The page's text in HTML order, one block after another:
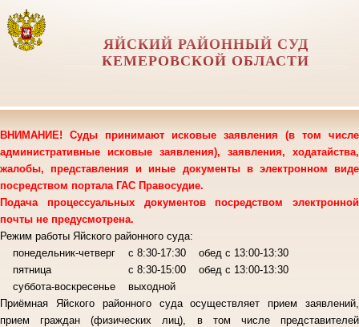
ЯЙСКИЙ РАЙОННЫЙ СУД
КЕМЕРОВСКОЙ ОБЛАСТИ
ВНИМАНИЕ! Суды принимают исковые заявления (в том числе
административные исковые заявления), заявления, ходатайства,
жалобы, представления и иные документы в электронном виде
посредством портала ГАС Правосудие.
Подача процессуальных документов посредством электронной
почты не предусмотрена.
Режим работы Яйского районного суда:
понедельник-четверг с 8:30-17:30 обед с 13:00-13:30
пятница с 8:30-15:00 обед с 13:00-13:30
суббота-воскресенье выходной
Приёмная Яйского районного суда осуществляет прием заявлений,
прием граждан (физических лиц), в том числе представителей